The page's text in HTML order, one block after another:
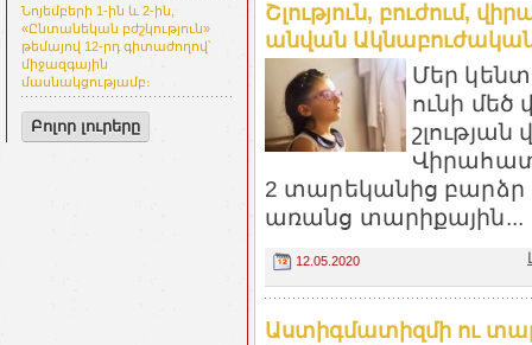
Նոյեմբերի 1-ին և 2-ին,
«Ընտանեկան բժշկություն»
թեմայով 12-րդ գիտաժողով՝
միջազգային
մասնակցությամբ։
Բոլոր լուրերը
Շլություն, բուժում,
անվան Ակնաբուժական
Մեր
ունի
2 տարեկանից բարձր
առանց տարիքային...
12.05.2020
Աստիգմատիզմի ու